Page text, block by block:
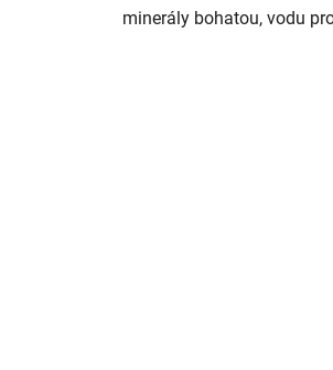
minerály bohatou, vodu